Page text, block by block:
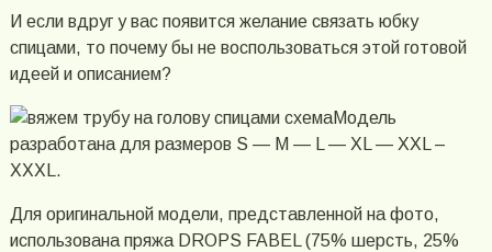
И если вдруг у вас появится желание связать юбку
спицами, то почему бы не воспользоваться этой готовой
идеей и описанием?
Модель
разработана для размеров S — M — L — XL — XXL –
XXXL.
Для оригинальной модели, представленной на фото,
использована пряжа DROPS FABEL (75% шерсть, 25%